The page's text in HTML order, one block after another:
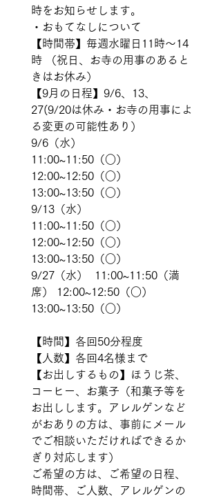
時をお知らせします。
・おもてなしについて
【時間帯】毎週水曜日11時〜14
時 （祝日、お寺の用事のあると
きはお休み）
【9月の日程】9/6、13、
27(9/20は休み・お寺の用事によ
る変更の可能性あり）
9/6（水）
11:00~11:50（○）
12:00~12:50（○）
13:00~13:50（○）
9/13（水）
11:00~11:50（○）
12:00~12:50（○）
13:00~13:50（○）
9/27（水）  11:00~11:50（満
席） 12:00~12:50（○）
13:00~13:50（○）
【時間】各回50分程度
【人数】各回4名様まで
【お出しするもの】ほうじ茶、
コーヒー、お菓子（和菓子等を
お出しします。アレルゲンなど
がおありの方は、事前にメール
でご相談いただければできるか
ぎり対応します）
ご希望の方は、ご希望の日程、
時間帯、ご人数、アレルゲンの